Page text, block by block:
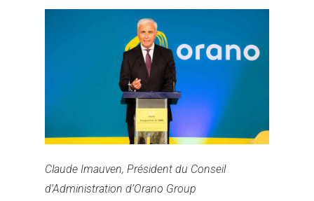
Claude Imauven, Président du Conseil
d’Administration d’Orano Group